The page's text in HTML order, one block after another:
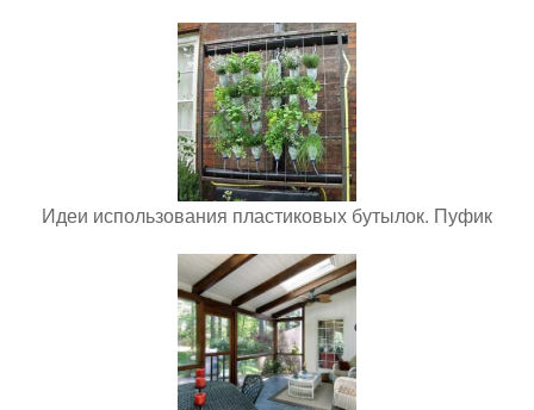
Идеи использования пластиковых бутылок. Пуфик